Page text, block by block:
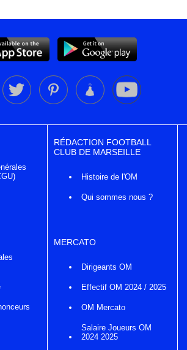
RÉDACTION FOOTBALL
CLUB DE MARSEILLE
Histoire de l'OM
Qui sommes nous ?
MERCATO
Dirigeants OM
Effectif OM 2024 / 2025
OM Mercato
Salaire Joueurs OM
2024 2025